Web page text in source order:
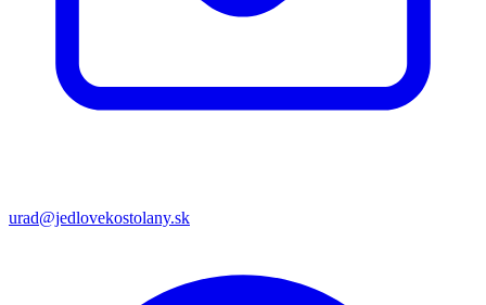
urad@jedlovekostolany.sk